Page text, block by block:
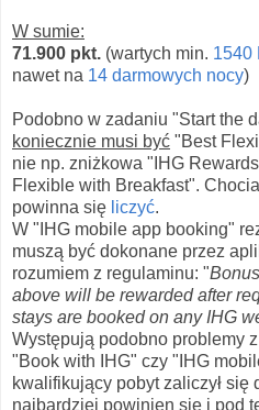
W sumie:
71.900 pkt. (wartych min. 1540
nawet na 14 darmowych nocy)
Podobno w zadaniu "Start the
koniecznie musi być "Best
nie np. zniżkowa "IHG
Flexible with Breakfast".
powinna się liczyć.
W "IHG mobile app booking"
muszą być dokonane przez
rozumiem z regulaminu: "
above will be rewarded after
stays are booked on any IHG
Występują podobno problemy
"Book with IHG" czy "IHG
kwalifikujący pobyt zaliczył się
najbardziej powinien się i pod